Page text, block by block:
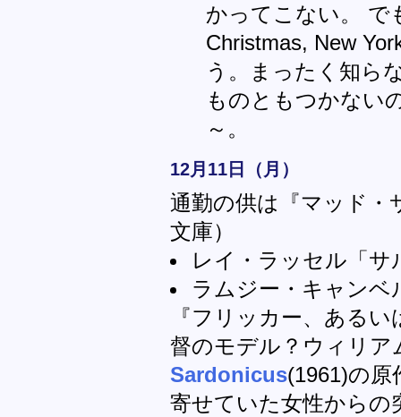
かってこない。 で
Christmas, New
う。まったく知ら
ものともつかない
～。
12月11日（月）
通勤の供は『マッド・
文庫）
レイ・ラッセル「サ
ラムジー・キャンベ
『フリッカー、ある
督のモデル？ウィリア
Sardonicus(1961)の
寄せていた女性からの